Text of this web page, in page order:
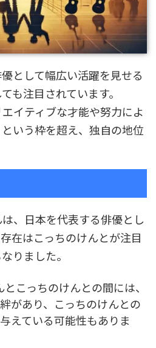
として幅広い活躍を見せる
も注目されています。
イティブな才能や努力によ
いう枠を超え、独自の地位
、日本を代表する俳優とし
在はこっちのけんとが注目
りました。
とこっちのけんとの間には、
があり、こっちのけんとの
えている可能性もありま